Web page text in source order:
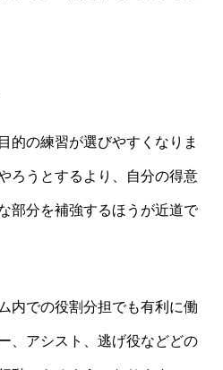
的の練習が選びやすくなりま
ろうとするより、自分の得意
部分を補強するほうが近道で
内での役割分担でも有利に働
、アシスト、逃げ役などどの